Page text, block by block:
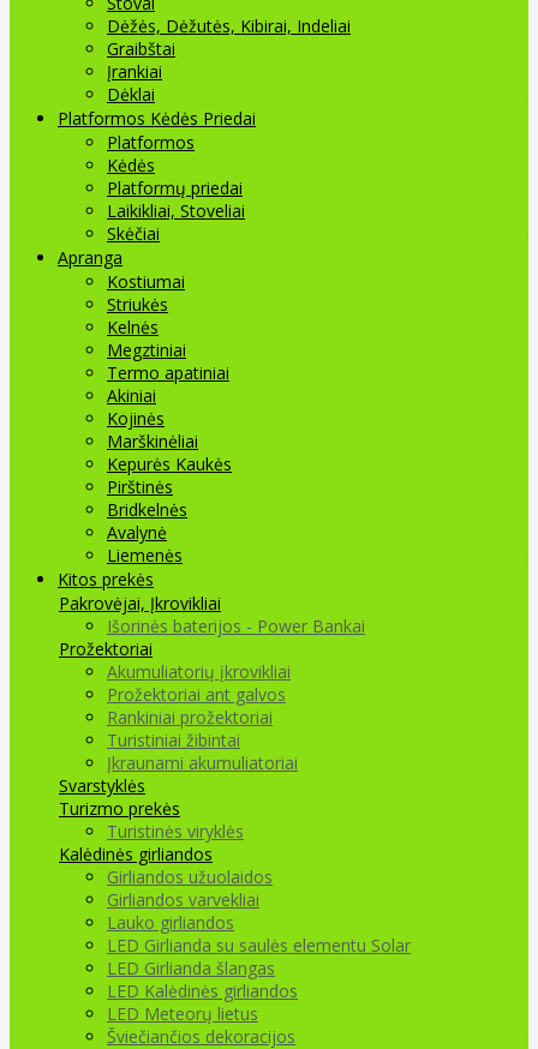
Dėžės, Dėžutės, Kibirai, Indeliai
Graibštai
Įrankiai
Dėklai
Platformos Kėdės Priedai
Platformos
Kėdės
Platformų priedai
Laikikliai, Stoveliai
Skėčiai
Apranga
Kostiumai
Striukės
Kelnės
Megztiniai
Termo apatiniai
Akiniai
Kojinės
Marškinėliai
Kepurės Kaukės
Pirštinės
Bridkelnės
Avalynė
Liemenės
Kitos prekės
Pakrovėjai, Įkrovikliai
Išorinės baterijos - Power Bankai
Prožektoriai
Akumuliatorių įkrovikliai
Prožektoriai ant galvos
Rankiniai prožektoriai
Turistiniai žibintai
Įkraunami akumuliatoriai
Svarstyklės
Turizmo prekės
Turistinės viryklės
Kalėdinės girliandos
Girliandos užuolaidos
Girliandos varvekliai
Lauko girliandos
LED Girlianda su saulės elementu Solar
LED Girlianda šlangas
LED Kalėdinės girliandos
LED Meteorų lietus
Šviečiančios dekoracijos